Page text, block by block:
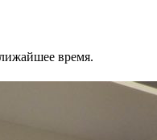
время.